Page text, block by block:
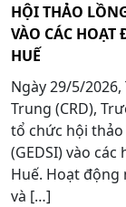
HỘI THẢO
VÀO CÁC
HUẾ
Ngày 29/5/
Trung (CRD),
tổ chức hội thảo
(GEDSI) vào
Huế. Hoạt động
và […]